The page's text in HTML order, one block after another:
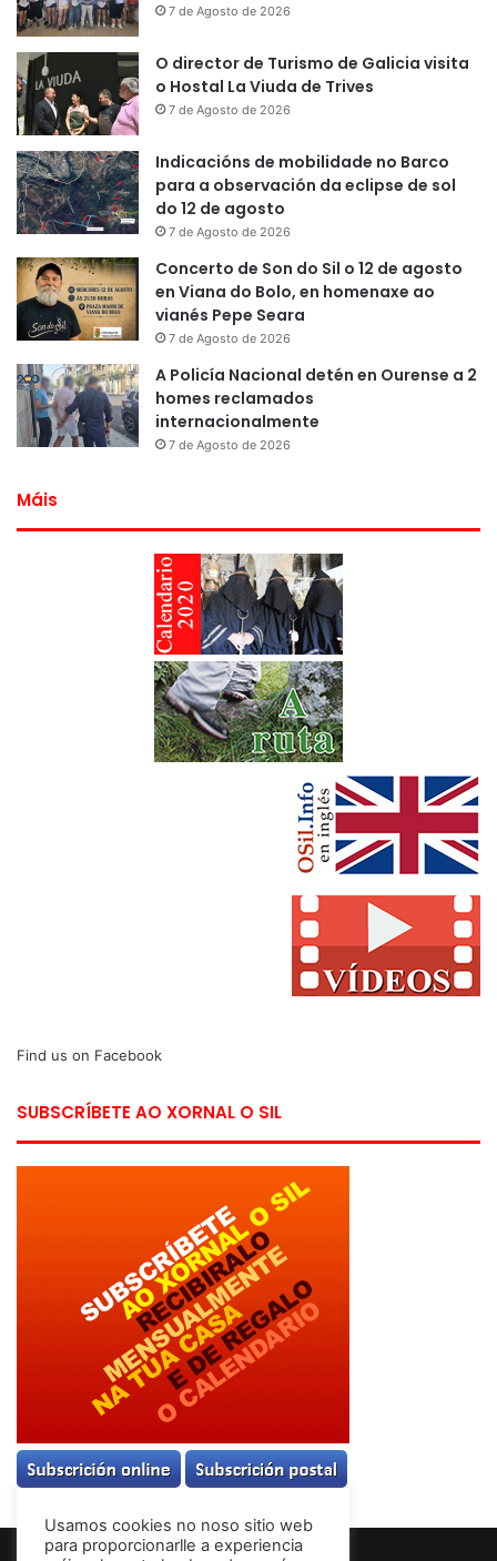
7 de Agosto de 2026
O director de Turismo de Galicia visita
o Hostal La Viuda de Trives
7 de Agosto de 2026
Indicacións de mobilidade no Barco
para a observación da eclipse de sol
do 12 de agosto
7 de Agosto de 2026
Concerto de Son do Sil o 12 de agosto
en Viana do Bolo, en homenaxe ao
vianés Pepe Seara
7 de Agosto de 2026
A Policía Nacional detén en Ourense a 2
homes reclamados
internacionalmente
7 de Agosto de 2026
Máis
Find us on Facebook
SUBSCRÍBETE AO XORNAL O SIL
Usamos cookies no noso sitio web
para proporcionarlle a experiencia